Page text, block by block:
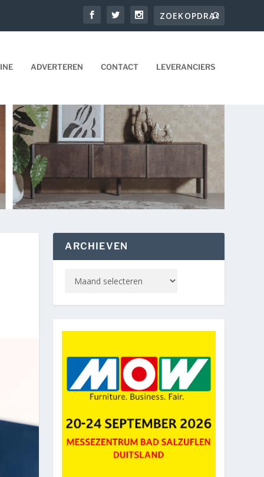
ADVERTEREN CONTACT LEVERANCIERS
ARCHIEVEN